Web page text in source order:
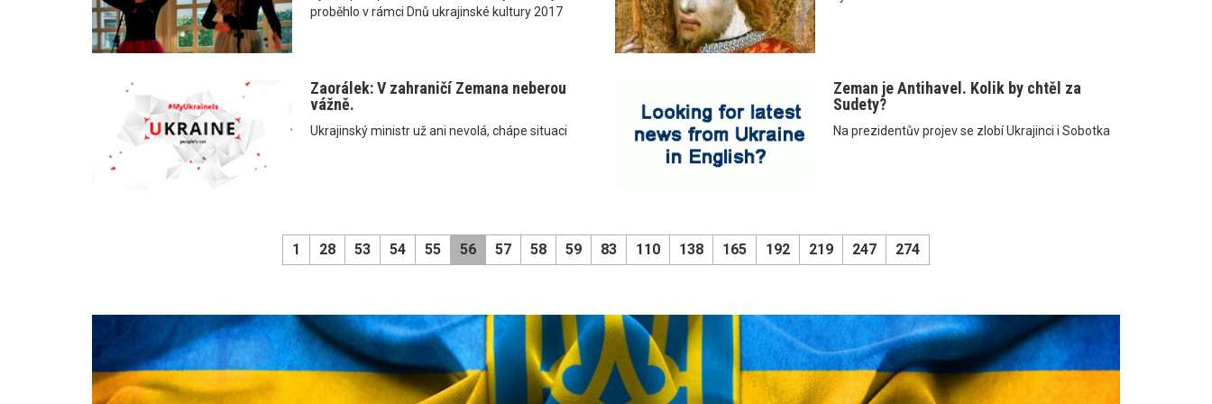
proběhlo v rámci Dnů ukrajinské kultury 2017
Zaorálek: V zahraničí Zemana neberou
vážně.
Ukrajinský ministr už ani nevolá, chápe situaci
Zeman je Antihavel. Kolik by chtěl za
Sudety?
Na prezidentův projev se zlobí Ukrajinci i Sobotka
1 28 53 54 55 56 57 58 59 83 110 138 165 192 219 247 274